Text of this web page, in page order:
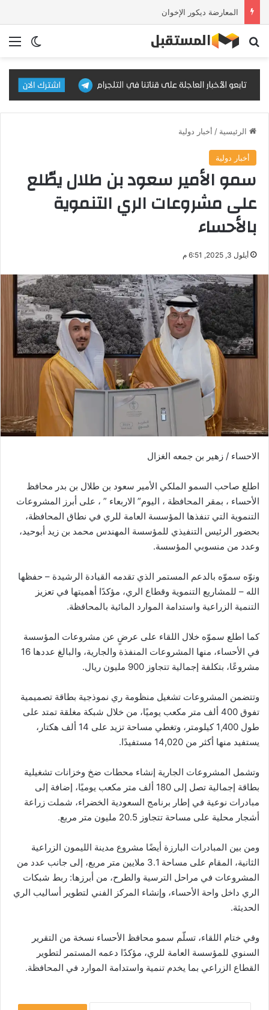
المعارضة ديكور الإخوان
الوضع بحث عن
الرئيسية / أخبار دولية
أخبار دولية
سمو الأمير سعود بن طلال يطّلع
على مشروعات الري التنموية
بالأحساء
أيلول 3, 2025, 6:51 م
الاحساء / زهير بن جمعه الغزال
اطلع صاحب السمو الملكي الأمير سعود بن طلال بن بدر محافظ
الأحساء ، بمقر المحافظة ، اليوم” الاربعاء ” ، على أبرز المشروعات
التنموية التي تنفذها المؤسسة العامة للري في نطاق المحافظة،
بحضور الرئيس التنفيذي للمؤسسة المهندس محمد بن زيد أبوحيد،
وعدد من منسوبي المؤسسة.
ونوّه سموّه بالدعم المستمر الذي تقدمه القيادة الرشيدة – حفظها
الله – للمشاريع التنموية وقطاع الري، مؤكدًا أهميتها في تعزيز
التنمية الزراعية واستدامة الموارد المائية بالمحافظة.
كما اطلع سموّه خلال اللقاء على عرضٍ عن مشروعات المؤسسة
في الأحساء، منها المشروعات المنفذة والجارية، والبالغ عددها 16
مشروعًا، بتكلفة إجمالية تتجاوز 900 مليون ريال.
وتتضمن المشروعات تشغيل منظومة ري نموذجية بطاقة تصميمية
تفوق 400 ألف متر مكعب يوميًا، من خلال شبكة مغلقة تمتد على
طول 1,400 كيلومتر، وتغطي مساحة تزيد على 14 ألف هكتار،
يستفيد منها أكثر من 14,020 مستفيدًا.
وتشمل المشروعات الجارية إنشاء محطات ضخ وخزانات تشغيلية
بطاقة إجمالية تصل إلى 180 ألف متر مكعب يوميًا، إضافة إلى
مبادرات نوعية في إطار برنامج السعودية الخضراء، شملت زراعة
أشجار محلية على مساحة تتجاوز 20.5 مليون متر مربع.
ومن بين المبادرات البارزة أيضًا مشروع مدينة الليمون الزراعية
الثانية، المقام على مساحة 3.1 ملايين متر مربع، إلى جانب عدد من
المشروعات في مراحل الترسية والطرح، من أبرزها: ربط شبكات
الري داخل واحة الأحساء، وإنشاء المركز الفني لتطوير أساليب الري
الحديثة.
وفي ختام اللقاء، تسلّم سمو محافظ الأحساء نسخة من التقرير
السنوي للمؤسسة العامة للري، مؤكدًا دعمه المستمر لتطوير
القطاع الزراعي بما يخدم تنمية واستدامة الموارد في المحافظة.